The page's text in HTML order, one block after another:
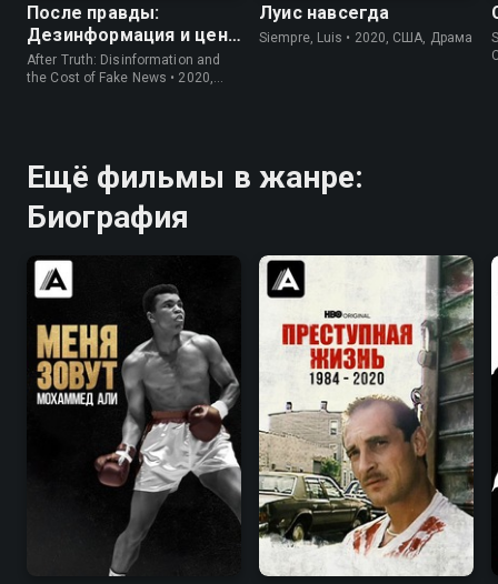
После правды:
Дезинформация и цена
фейк ньюс
After Truth: Disinformation and
the Cost of Fake News • 2020,
Луис навсегда
Siempre, Luis • 2020, США, Драма
Ещё фильмы в жанре:
Биография
8.0 8.4